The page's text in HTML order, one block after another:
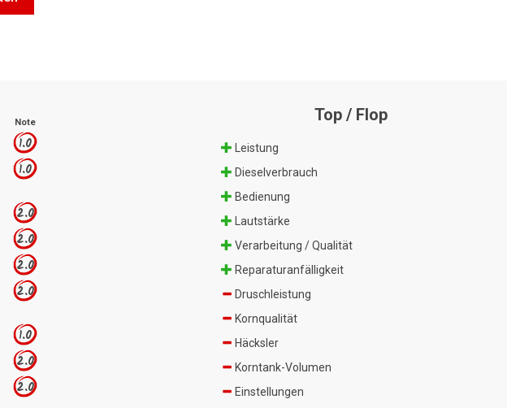
Note
1.0
1.0
2.0
2.0
2.0
2.0
1.0
2.0
2.0
Top / Flop
Leistung
Dieselverbrauch
Bedienung
Lautstärke
Verarbeitung / Qualität
Reparaturanfälligkeit
Druschleistung
Kornqualität
Häcksler
Korntank-Volumen
Einstellungen